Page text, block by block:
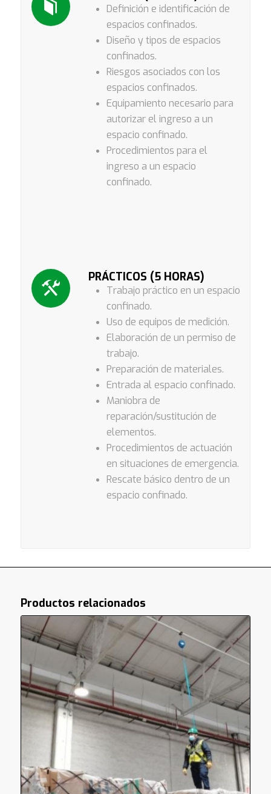
Definición e identificación de
espacios confinados.
Diseño y tipos de espacios
confinados.
Riesgos asociados con los
espacios confinados.
Equipamiento necesario para
autorizar el ingreso a un
espacio confinado.
Procedimientos para el
ingreso a un espacio
confinado.
PRÁCTICOS (5 HORAS)
Trabajo práctico en un espacio
confinado.
Uso de equipos de medición.
Elaboración de un permiso de
trabajo.
Preparación de materiales.
Entrada al espacio confinado.
Maniobra de
reparación/sustitución de
elementos.
Procedimientos de actuación
en situaciones de emergencia.
Rescate básico dentro de un
espacio confinado.
Productos relacionados